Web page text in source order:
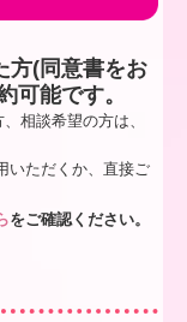
方(同意書をお
可能です。
相談希望の方は、
いただくか、直接ご
をご確認ください。